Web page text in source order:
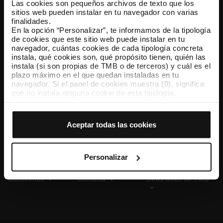
Las cookies son pequeños archivos de texto que los
sitios web pueden instalar en tu navegador con varias
finalidades.
En la opción “Personalizar”, te informamos de la tipología
de cookies que este sitio web puede instalar en tu
navegador, cuántas cookies de cada tipología concreta
instala, qué cookies son, qué propósito tienen, quién las
instala (si son propias de TMB o de terceros) y cuál es el
plazo máximo en el que quedan instaladas en tu
navegador. Si el panel de cookies muestra (0), significa
que no instala ninguna cookie de esta tipología.
que todas estas cookies se instalen en tu navegador.
tipología de cookies permite indicar si quieres que se
instalen o no las cookies de esa clase.
Una vez que hayas marcado tus preferencias, debes
hacer clic en “Seleccionar y configurar”. Así se instalarán
previamente. Te sugerimos que selecciones las cookies
de personalización, porque permiten recordar tus
opciones de navegación (como el idioma) y mejoran tu
Aceptar todas las cookies
Personalizar
TMB App
Descárgate TMB App y compra tus billetes
App Store Google Play
Conócenos Contacta Otras webs de TMB